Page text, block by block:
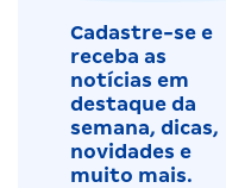
Cadastre-se e
receba as
notícias em
destaque da
semana, dicas,
novidades e
muito mais.